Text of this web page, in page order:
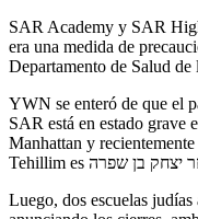
SAR Academy y SAR
era una medida de
Departamento de Salud
YWN se enteró de que el
SAR está en estado grave
Manhattan y
Luego, dos escuelas